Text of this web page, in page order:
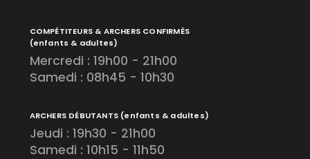
COMPÉTITEURS & ARCHERS CONFIRMÉS
(enfants & adultes)
Mercredi : 19h00 - 21h00
Samedi : 08h45 - 10h30
ARCHERS DÉBUTANTS (enfants & adultes)
Jeudi : 19h30 - 21h00
Samedi : 10h15 - 11h50